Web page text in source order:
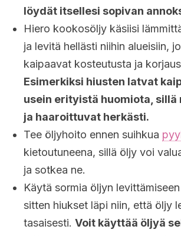
löydät itsellesi sopivan
Hiero kookosöljy käsiisi
ja levitä hellästi niihin alueisiin,
kaipaavat kosteutusta ja
Esimerkiksi hiusten latvat
usein erityistä huomiota, sillä
ja haaroittuvat herkästi.
Tee öljyhoito ennen suihkua
kietoutuneena, sillä öljy voi
ja sotkea ne.
Käytä sormia öljyn
sitten hiukset läpi niin, että öljy
tasaisesti. Voit käyttää öljyä